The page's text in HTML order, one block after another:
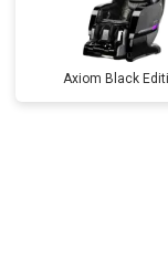
Axiom Black